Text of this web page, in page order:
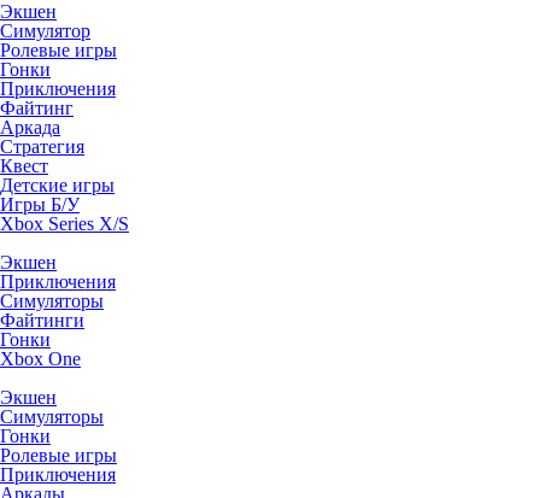
Экшен
Симулятор
Ролевые игры
Гонки
Приключения
Файтинг
Аркада
Стратегия
Квест
Детские игры
Игры Б/У
Xbox Series X/S
Экшен
Приключения
Симуляторы
Файтинги
Гонки
Xbox One
Экшен
Симуляторы
Гонки
Ролевые игры
Приключения
Аркады